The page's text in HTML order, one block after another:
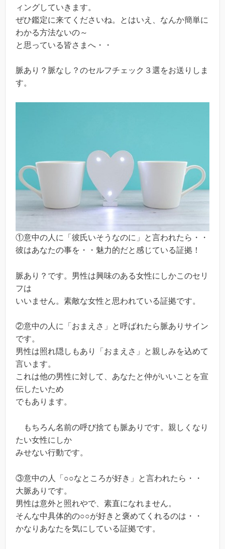
ィングしていきます。
ぜひ鑑定に来てくださいね。とはいえ、なんか簡単に
わかる方法ないの～
と思っている皆さまへ・・
脈あり？脈なし？のセルフチェック３選をお送りしま
す。
①意中の人に「彼氏いそうなのに」と言われたら・・
彼はあなたの事を・・魅力的だと感じている証拠！
脈あり？です。男性は興味のある女性にしかこのセリ
フは
いいません。素敵な女性と思われている証拠です。
②意中の人に「おまえさ」と呼ばれたら脈ありサイン
です。
男性は照れ隠しもあり「おまえさ」と親しみを込めて
言います。
これは他の男性に対して、あなたと仲がいいことを宣
伝したいため
でもあります。
もちろん名前の呼び捨ても脈ありです。親しくなり
たい女性にしか
みせない行動です。
③意中の人「○○なところが好き」と言われたら・・
大脈ありです。
男性は意外と照れやで、素直になれません。
そんな中具体的の○○が好きと褒めてくれるのは・・
かなりあなたを気にしている証拠です。